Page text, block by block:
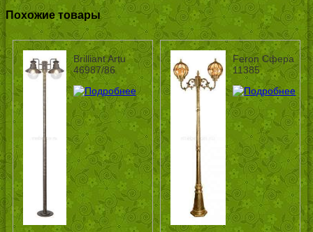
Похожие товары
Brilliant Artu
46987/86
Feron Сфера
11385